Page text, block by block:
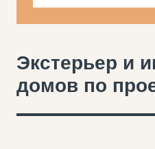
Экстерьер и
домов по